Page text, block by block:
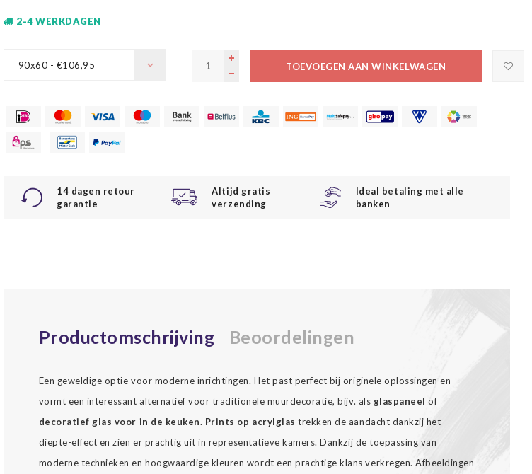
2-4 WERKDAGEN
90x60 - €106,95 TOEVOEGEN AAN WINKELWAGEN
14 dagen retour
garantie
Altijd gratis
verzending
Ideal betaling met alle
banken
Productomschrijving Beoordelingen
Een geweldige optie voor moderne inrichtingen. Het past perfect bij originele oplossingen en
vormt een interessant alternatief voor traditionele muurdecoratie, bijv. als glaspaneel of
decoratief glas voor in de keuken. Prints op acrylglas trekken de aandacht dankzij het
diepte-effect en zien er prachtig uit in representatieve kamers. Dankzij de toepassing van
moderne technieken en hoogwaardige kleuren wordt een prachtige klans verkregen. Afbeeldingen